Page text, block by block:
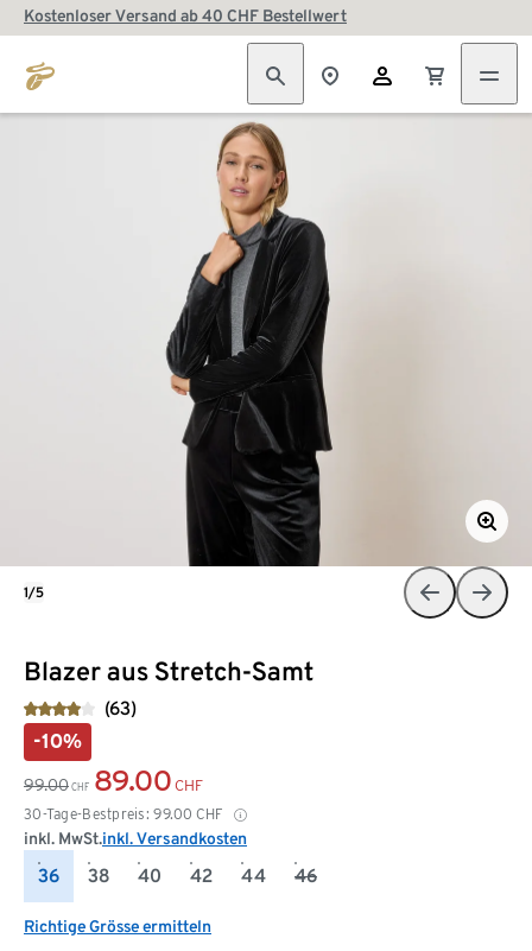
Kostenloser Versand ab 40 CHF Bestellwert
Blazer aus Stretch-Samt
(63)
-10%
99.00 CHF 89.00 CHF
30-Tage-Bestpreis: 99.00 CHF
inkl. MwSt.inkl. Versandkosten
36 38 40 42 44 46
Richtige Grösse ermitteln
1/5